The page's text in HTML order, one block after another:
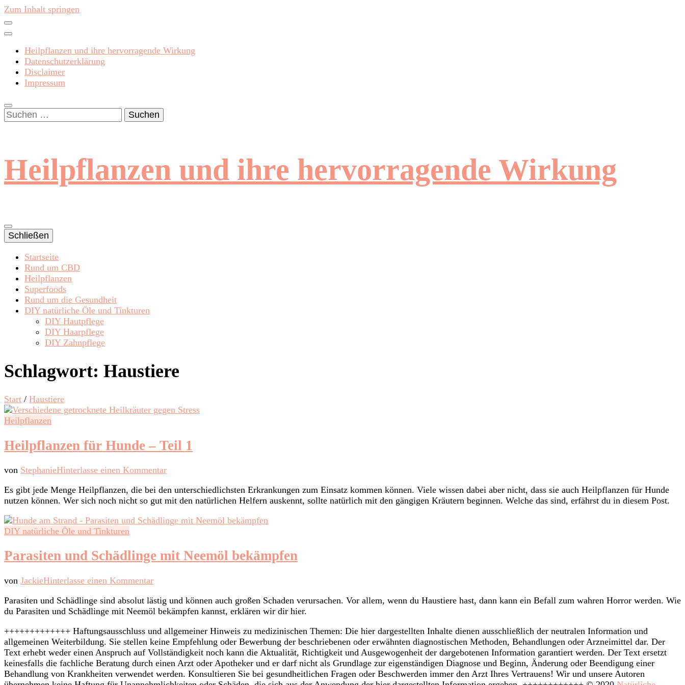
Zum Inhalt springen
Heilpflanzen und ihre hervorragende Wirkung
Datenschutzerklärung
Disclaimer
Impressum
Suchen
nach:
Heilpflanzen und ihre hervorragende Wirkung
Schließen
Startseite
Rund um CBD
Heilpflanzen
Superfoods
Rund um die Gesundheit
DIY natürliche Öle und Tinkturen
DIY Hautpflege
DIY Haarpflege
DIY Zahnpflege
Schlagwort: Haustiere
Start / Haustiere
Heilpflanzen
Heilpflanzen für Hunde – Teil 1
von StephanieHinterlasse einen Kommentarzu
für
Hunde
Teil
Es gibt jede Menge Heilpflanzen, die bei den unterschiedlichsten Erkrankungen zum Einsatz kommen können. Viele wissen dabei aber nicht, dass sie auch Heilpflanzen für Hunde
nutzen können. Wer sich noch nicht so gut mit den natürlichen Helfern auskennt, sollte natürlich mit den gängigen Kräutern beginnen. Welche das sind, erfährst du in diesem Post.
DIY natürliche Öle und Tinkturen
Parasiten und Schädlinge mit Neemöl bekämpfen
von JackieHinterlasse einen Kommentarzu
und
Schädlinge
Neemöl
bekämpfen
Parasiten und Schädlinge sind absolut lästig und können auch großen Schaden verursachen. Vor allem, wenn du Haustiere hast, dann kann ein Befall zum wahren Horror werden. Wie
du Parasiten und Schädlinge mit Neemöl bekämpfen kannst, erklären wir dir hier.
+++++++++++++ Haftungsausschluss und allgemeiner Hinweis zu medizinischen Themen: Die hier dargestellten Inhalte dienen ausschließlich der neutralen Information und
allgemeinen Weiterbildung. Sie stellen keine Empfehlung oder Bewerbung der beschriebenen oder erwähnten diagnostischen Methoden, Behandlungen oder Arzneimittel dar. Der
Text erhebt weder einen Anspruch auf Vollständigkeit noch kann die Aktualität, Richtigkeit und Ausgewogenheit der dargebotenen Information garantiert werden. Der Text ersetzt
keinesfalls die fachliche Beratung durch einen Arzt oder Apotheker und er darf nicht als Grundlage zur eigenständigen Diagnose und Beginn, Änderung oder Beendigung einer
Behandlung von Krankheiten verwendet werden. Konsultieren Sie bei gesundheitlichen Fragen oder Beschwerden immer den Arzt Ihres Vertrauens! Wir und unsere Autoren